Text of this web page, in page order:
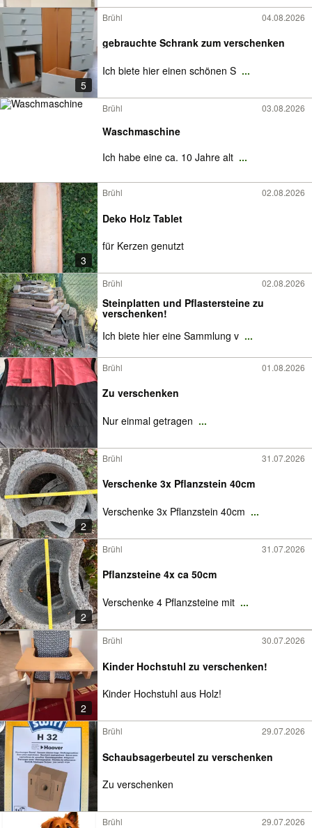
5
Brühl 04.08.2026
gebrauchte Schrank zum verschenken
Ich biete hier einen schönen S ...
Brühl 03.08.2026
Waschmaschine
Ich habe eine ca. 10 Jahre alt ...
3
Brühl 02.08.2026
Deko Holz Tablet
für Kerzen genutzt
Brühl 02.08.2026
Steinplatten und Pflastersteine zu
verschenken!
Ich biete hier eine Sammlung v ...
Brühl 01.08.2026
Zu verschenken
Nur einmal getragen ...
2
Brühl 31.07.2026
Verschenke 3x Pflanzstein 40cm
Verschenke 3x Pflanzstein 40cm ...
2
Brühl 31.07.2026
Pflanzsteine 4x ca 50cm
Verschenke 4 Pflanzsteine mit ...
2
Brühl 30.07.2026
Kinder Hochstuhl zu verschenken!
Kinder Hochstuhl aus Holz!
Brühl 29.07.2026
Schaubsagerbeutel zu verschenken
Zu verschenken
Brühl 29.07.2026